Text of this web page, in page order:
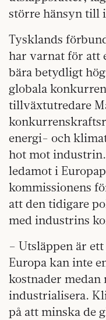
större hänsyn till
Tysklands
har varnat för att
bära betydligt
globala
tillväxtutredare
energi- och
hot mot
ledamot i
kommissionens
att den tidigare
med industrins
– Utsläppen är
Europa kan inte
kostnader
industrialisera.
på att minska de